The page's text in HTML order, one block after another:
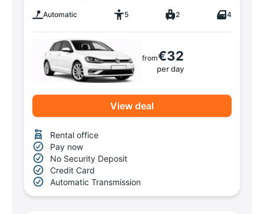
Automatic 5 2 4
from€32
per day
View deal
Rental office
Pay now
No Security Deposit
Credit Card
Automatic Transmission